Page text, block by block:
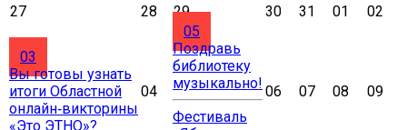
27
28 29 30 31 01 02
03
Вы готовы узнать
итоги Областной
онлайн‑викторины
«Это ЭТНО»?
04
05
Поздравь
библиотеку
музыкально!
Фестиваль
06 07 08 09